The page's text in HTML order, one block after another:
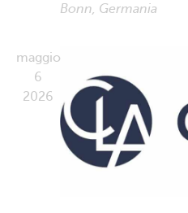
Bonn, Germania
maggio
6
2026